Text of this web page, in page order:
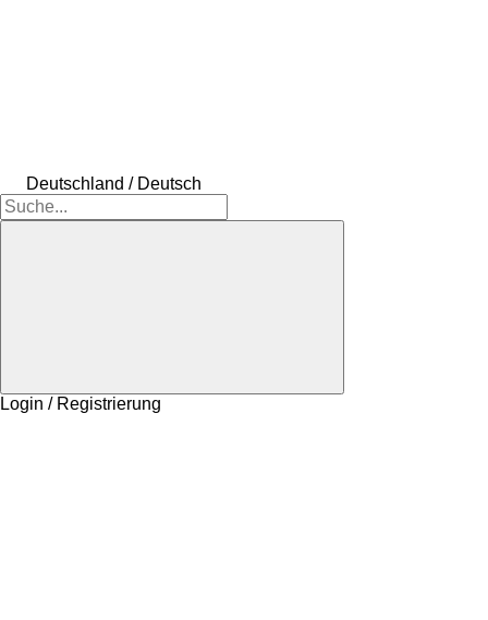
Deutschland / Deutsch
Login / Registrierung